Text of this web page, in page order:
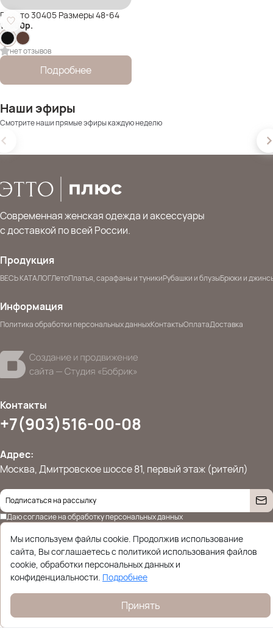
Пальто 30405 Размеры 48-64
11 500р.
нет отзывов
Подробнее
Наши эфиры
Смотрите наши прямые эфиры каждую неделю
Современная женская одежда и аксессуары
с доставкой по всей России.
Продукция
ВЕСЬ КАТАЛОГЛетоПлатья, сарафаны и туникиРубашки и блузыБрюки и
Информация
Политика обработки персональных данныхКонтактыОплатаДоставка
Контакты
+7(903)516-00-08
Адрес:
Москва, Дмитровское шоссе 81, первый этаж (ритейл)
Даю согласие наобработку персональных данных
© 2026 Ettoplus.ru — Все права защищены.
Политика конфиденциальности
Мы используем файлы cookie. Продолжив использование
сайта, Вы соглашаетесь с политикой использования файлов
cookie, обработки персональных данных и
конфиденциальности. Подробнее
Принять